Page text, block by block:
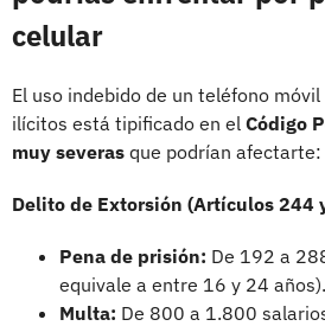
celular
El uso indebido de un teléfono
ilícitos está tipificado en el Código
muy severas que podrían afectarte:
Delito de Extorsión (Artículos 244
Pena de prisión: De 192 a
equivale a entre 16 y 24 años).
Multa: De 800 a 1.800